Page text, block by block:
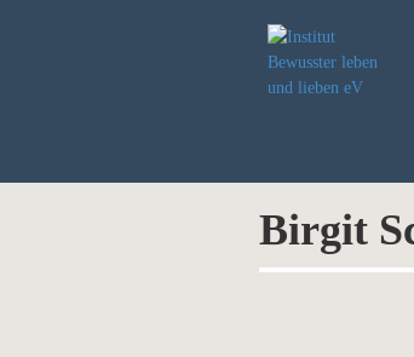
Birgit